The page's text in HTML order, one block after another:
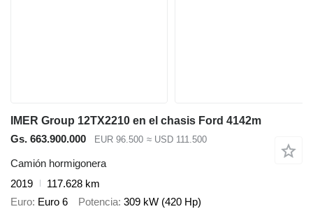
IMER Group 12TX2210 en el chasis Ford 4142m
Gs. 663.900.000
EUR 96.500 ≈ USD 111.500
Camión hormigonera
2019
117.628 km
Euro Euro 6 Potencia 309 kW (420 Hp)